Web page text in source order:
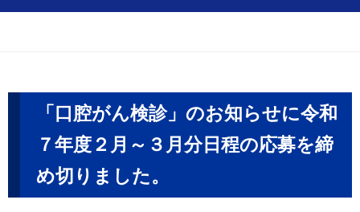
「口腔がん検診」のお知らせに令和
７年度２月～３月分日程の応募を締
め切りました。